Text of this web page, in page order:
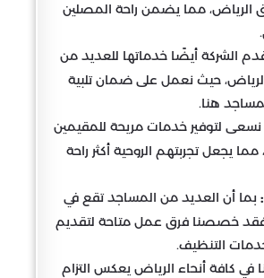
الرياض، مما يضمن راحة المصلين
الشركة أيضًا خدماتها للعديد من
حيث نعمل على ضمان تلبية
هنا.
نسعى لتوفير خدمات مريحة للمقيمين
يجعل تجربتهم الروحية أكثر راحة
بما أن العديد من المساجد تقع في
خصصنا فرق عمل متاحة لتقديم
التنظيف.
في كافة أنحاء الرياض يعكس التزام